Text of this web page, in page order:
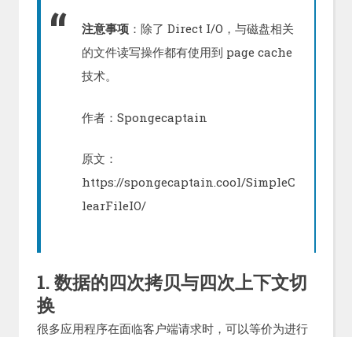
注意事项 ：除了 Direct I/O，与磁盘相关
的文件读写操作都有使用到 page cache
技术。
作者：Spongecaptain
原文：
https://spongecaptain.cool/SimpleC
learFileIO/
1. 数据的四次拷贝与四次上下文切
换
很多应用程序在面临客户端请求时，可以等价为进行